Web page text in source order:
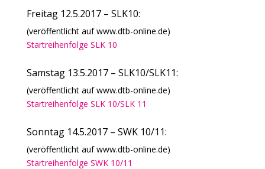
Freitag 12.5.2017 – SLK10:
(veröffentlicht auf www.dtb-online.de)
Startreihenfolge SLK 10
Samstag 13.5.2017 – SLK10/SLK11:
(veröffentlicht auf www.dtb-online.de)
Startreihenfolge SLK 10/SLK 11
Sonntag 14.5.2017 – SWK 10/11:
(veröffentlicht auf www.dtb-online.de)
Startreihenfolge SWK 10/11